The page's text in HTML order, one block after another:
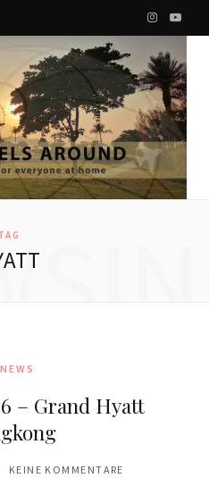
I
n
s
t
a
g
Y
u
T
b
TAG
– Grand Hyatt
KEINE KOMMENTARE